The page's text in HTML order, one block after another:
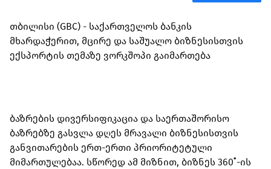
თბილისი (GBC) - საქართველოს ბანკის
მხარდაჭერით, მცირე და საშუალო ბიზნესისთვის
ექსპორტის თემაზე ვორკშოპი გაიმართება
ბაზრების დივერსიფიკაცია და საერთაშორისო
ბაზრებზე გასვლა დღეს მრავალი ბიზნესისთვის
განვითარების ერთ-ერთი პრიორიტეტული
მიმართულებაა. სწორედ ამ მიზნით, ბიზნეს 360˚-ის